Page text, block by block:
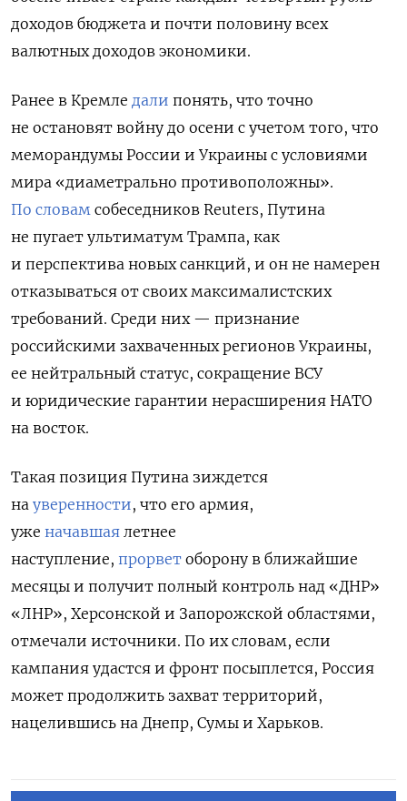
доходов бюджета и почти половину всех
валютных доходов экономики.
Ранее в Кремле дали понять, что точно
не остановят войну до осени с учетом того, что
меморандумы России и Украины с условиями
мира «диаметрально противоположны».
По словам собеседников Reuters, Путина
не пугает ультиматум Трампа, как
и перспектива новых санкций, и он не намерен
отказываться от своих максималистских
требований. Среди них — признание
российскими захваченных регионов Украины,
ее нейтральный статус, сокращение ВСУ
и юридические гарантии нерасширения НАТО
на восток.
Такая позиция Путина зиждется
на уверенности, что его армия,
уже начавшая летнее
наступление, прорвет оборону в ближайшие
месяцы и получит полный контроль над «ДНР»
«ЛНР», Херсонской и Запорожской областями,
отмечали источники. По их словам, если
кампания удастся и фронт посыплется, Россия
может продолжить захват территорий,
нацелившись на Днепр, Сумы и Харьков.